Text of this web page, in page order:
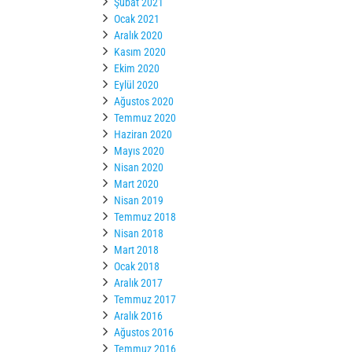
Ocak 2021
Aralık 2020
Kasım 2020
Ekim 2020
Eylül 2020
Ağustos 2020
Temmuz 2020
Haziran 2020
Mayıs 2020
Nisan 2020
Mart 2020
Nisan 2019
Temmuz 2018
Nisan 2018
Mart 2018
Ocak 2018
Aralık 2017
Temmuz 2017
Aralık 2016
Ağustos 2016
Temmuz 2016